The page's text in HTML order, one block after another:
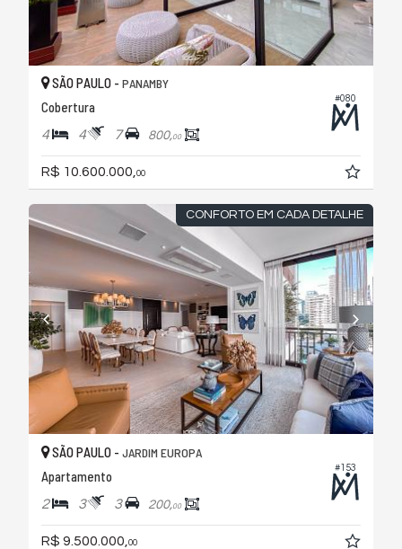
#080
SÃO PAULO - PANAMBY
Cobertura
4 4 7 800,00
R$ 10.600.000,00
CONFORTO EM CADA DETALHE
#153
SÃO PAULO - JARDIM EUROPA
Apartamento
2 3 3 200,00
R$ 9.500.000, 00